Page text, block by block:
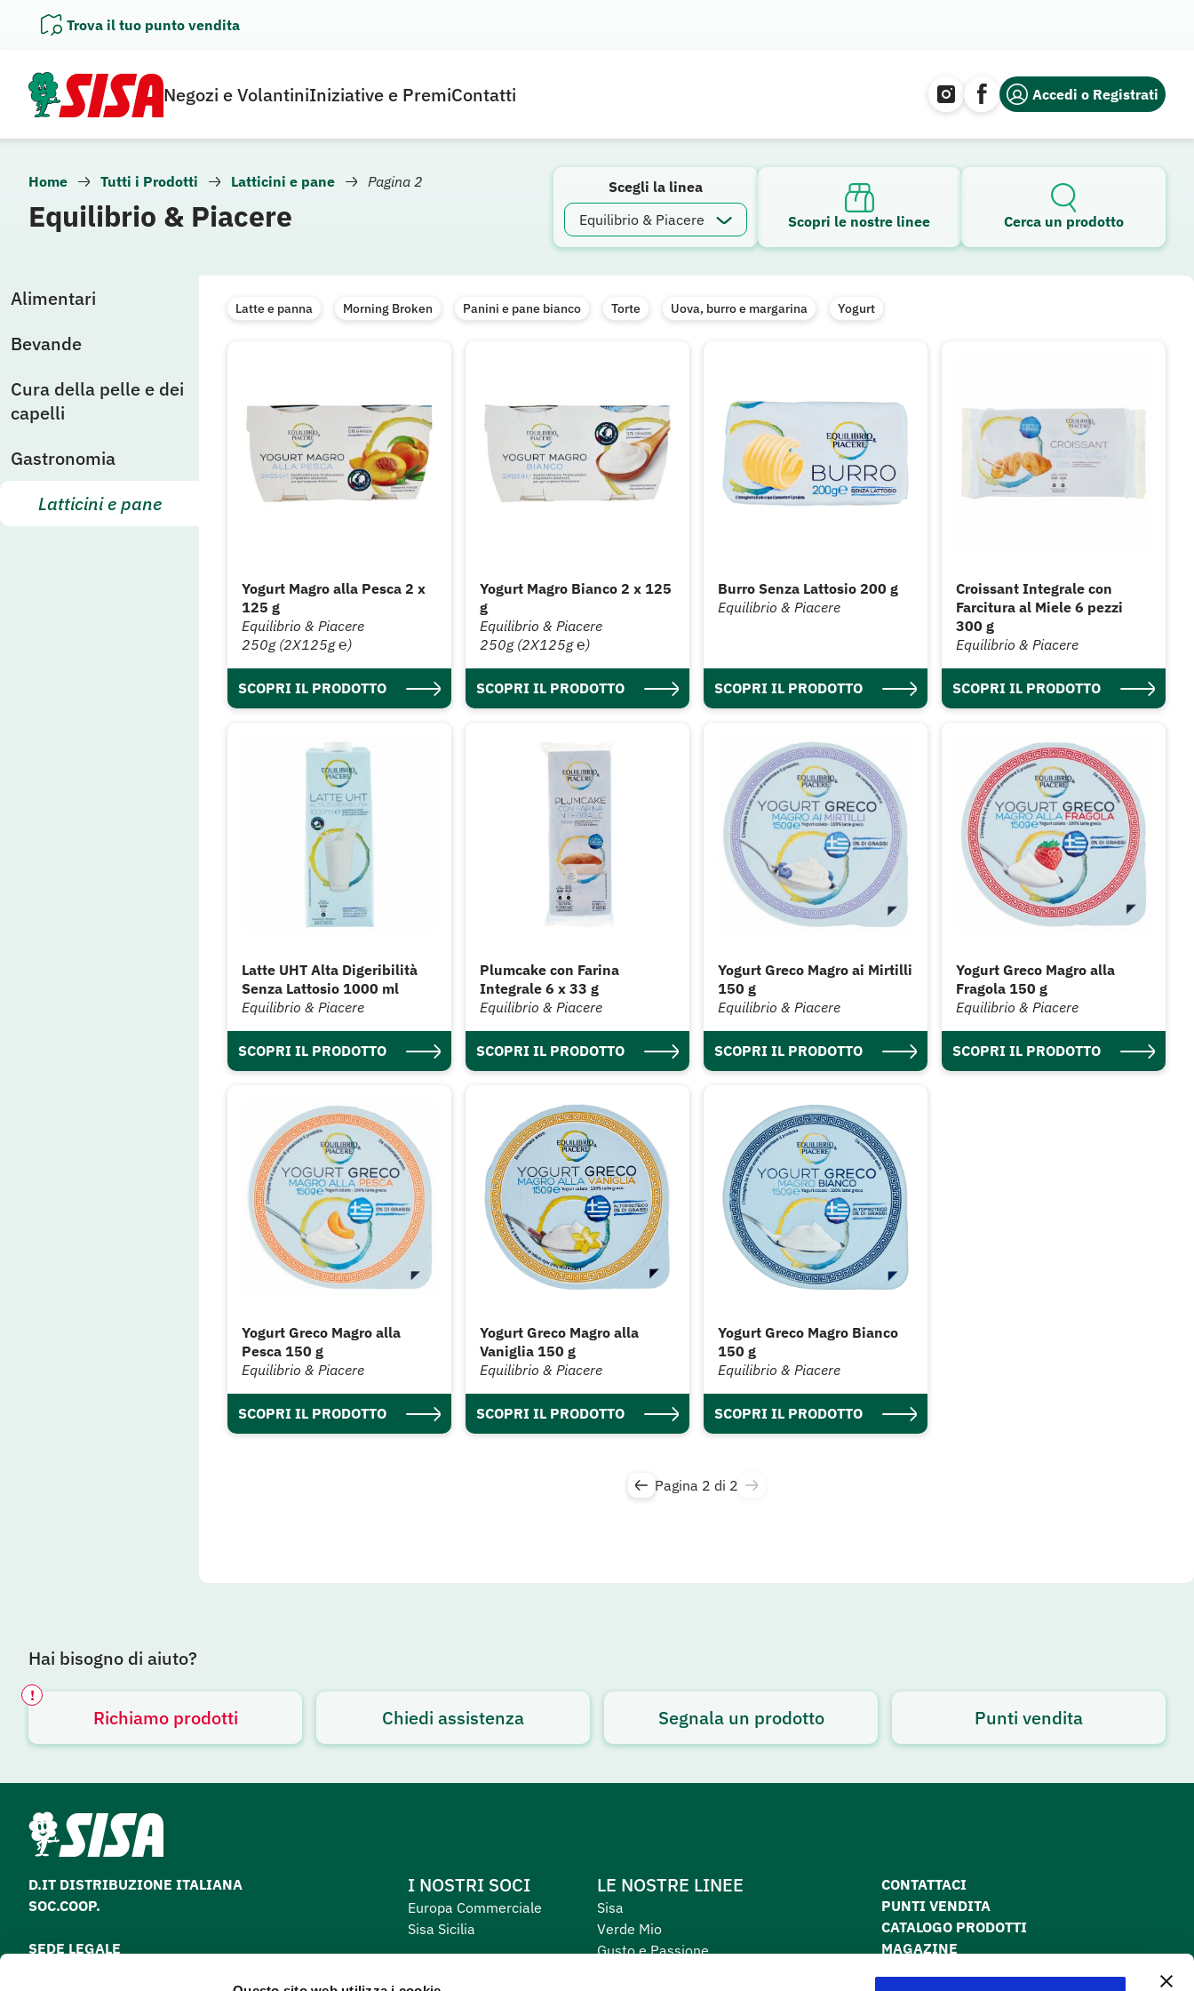
Trova il tuo punto vendita
Negozi e VolantiniIniziative e PremiContatti Accedi o Registrati
Home Tutti i Prodotti Latticini e pane Pagina 2
Equilibrio & Piacere
Scegli la linea
Scopri le nostre linee
Cerca un prodotto
Alimentari
Bevande
Cura della pelle e dei
capelli
Gastronomia
Latticini e pane
Latte e panna Morning Broken Panini e pane bianco Torte Uova, burro e margarina Yogurt
Yogurt Magro alla Pesca 2 x
125 g
Equilibrio & Piacere
250g (2X125g ℮)
SCOPRI IL PRODOTTO
Yogurt Magro Bianco 2 x 125
g
Equilibrio & Piacere
250g (2X125g ℮)
SCOPRI IL PRODOTTO
Burro Senza Lattosio 200 g
Equilibrio & Piacere
SCOPRI IL PRODOTTO
Croissant Integrale con
Farcitura al Miele 6 pezzi
300 g
Equilibrio & Piacere
SCOPRI IL PRODOTTO
Latte UHT Alta Digeribilità
Senza Lattosio 1000 ml
Equilibrio & Piacere
SCOPRI IL PRODOTTO
Plumcake con Farina
Integrale 6 x 33 g
Equilibrio & Piacere
SCOPRI IL PRODOTTO
Yogurt Greco Magro ai Mirtilli
150 g
Equilibrio & Piacere
SCOPRI IL PRODOTTO
Yogurt Greco Magro alla
Fragola 150 g
Equilibrio & Piacere
SCOPRI IL PRODOTTO
Yogurt Greco Magro alla
Pesca 150 g
Equilibrio & Piacere
SCOPRI IL PRODOTTO
Yogurt Greco Magro alla
Vaniglia 150 g
Equilibrio & Piacere
SCOPRI IL PRODOTTO
Yogurt Greco Magro Bianco
150 g
Equilibrio & Piacere
SCOPRI IL PRODOTTO
Pagina 2 di 2
Hai bisogno di aiuto?
Richiamo prodotti
!
Avviso attivo
Chiedi assistenza Segnala un prodotto Punti vendita
D.IT DISTRIBUZIONE ITALIANA
SOC.COOP.
SEDE LEGALE
I NOSTRI SOCI
Europa Commerciale
Sisa Sicilia
LE NOSTRE LINEE
Sisa
Verde Mio
Gusto e Passione
CONTATTACI
PUNTI VENDITA
CATALOGO PRODOTTI
MAGAZINE